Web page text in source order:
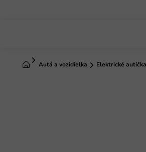
DomovAutá a vozidielka Elektrické autíčka